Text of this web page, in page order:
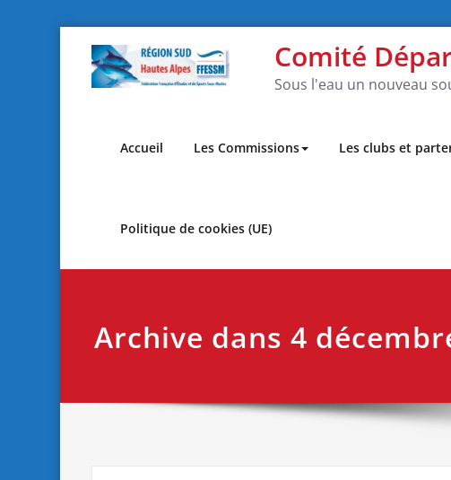
content
Comité
Sous l'eau un nouveau
Accueil Les Commissions Les clubs et
Politique de cookies (UE)
Archive dans 4